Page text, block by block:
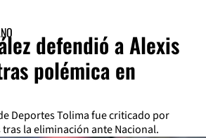
defendió a Alexis
polémica en
Deportes Tolima fue criticado por
la eliminación ante Nacional.